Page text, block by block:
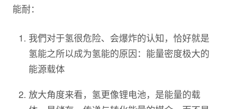
能耐：
我們对于氢很危险、会爆炸的认知，恰好就是
氢能之所以成为氢能的原因：能量密度极大的
能源载体
放大角度来看，氢更像锂电池，是能量的载